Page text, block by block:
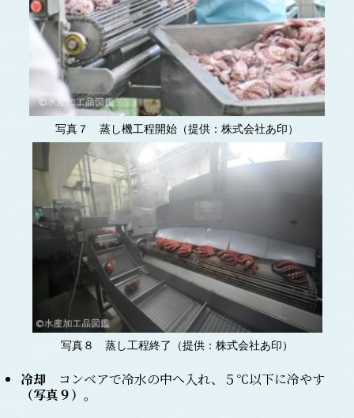
写真７ 蒸し機工程開始（提供：株式会社あ印）
写真８ 蒸し工程終了（提供：株式会社あ印）
冷却
コンベアで冷水の中へ入れ、５℃以下に冷やす
（写真９） 。